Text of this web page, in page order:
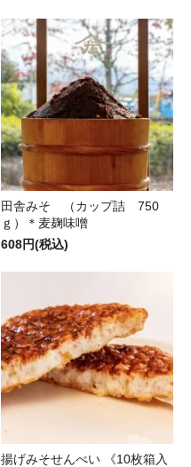
田舎みそ （カップ詰 750
ｇ）＊麦麹味噌
608円(税込)
揚げみそせんべい 《10枚箱入